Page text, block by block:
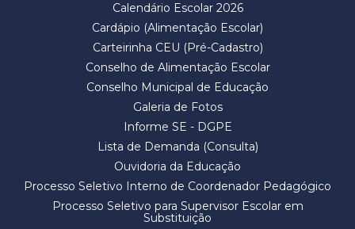
Calendário Escolar 2026
Cardápio (Alimentação Escolar)
Carteirinha CEU (Pré-Cadastro)
Conselho de Alimentação Escolar
Conselho Municipal de Educação
Galeria de Fotos
Informe SE - DGPE
Lista de Demanda (Consulta)
Ouvidoria da Educação
Processo Seletivo Interno de Coordenador Pedagógico
Processo Seletivo para Supervisor Escolar em
Substituição